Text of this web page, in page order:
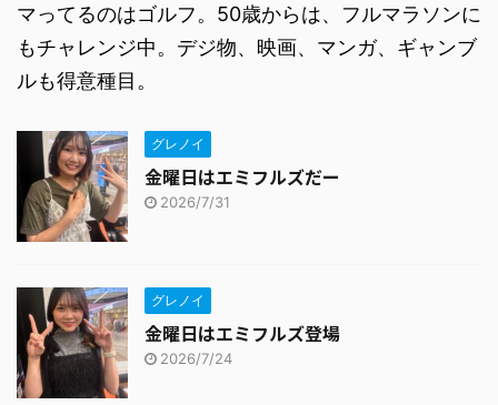
マってるのはゴルフ。50歳からは、フルマラソンに
もチャレンジ中。デジ物、映画、マンガ、ギャンブ
ルも得意種目。
グレノイ
金曜日はエミフルズだー
2026/7/31
グレノイ
金曜日はエミフルズ登場
2026/7/24